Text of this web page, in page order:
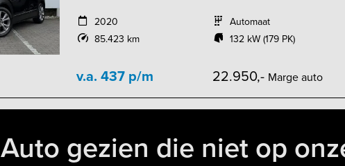
2020
85.423 km
Automaat
132 kW (179 PK)
v.a. 437 p/m 22.950,- Marge auto
Auto gezien die niet op